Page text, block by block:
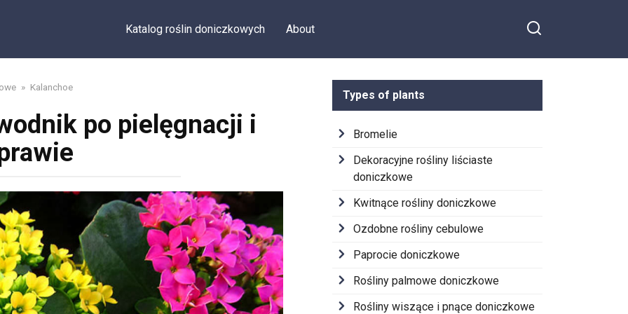
Katalog roślin doniczkowych About
» Kalanchoe
po pielęgnacji i
Types of plants
Bromelie
Dekoracyjne rośliny liściaste
doniczkowe
Kwitnące rośliny doniczkowe
Ozdobne rośliny cebulowe
Paprocie doniczkowe
Rośliny palmowe doniczkowe
Rośliny wiszące i pnące doniczkowe